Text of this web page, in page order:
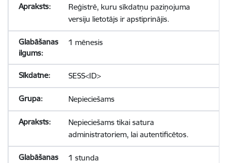
Reģistrē, kuru sīkdatņu paziņojuma
versiju lietotājs ir apstiprinājis.
1 mēnesis
SESS<ID>
Nepieciešams
Nepieciešams tikai satura
administratoriem, lai autentificētos.
1 stunda